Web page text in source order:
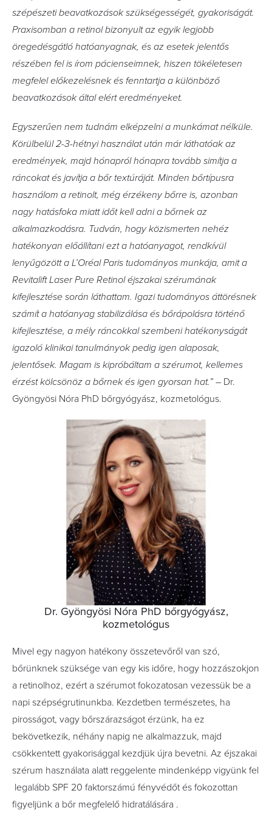
szépészeti beavatkozások szükségességét, gyakoriságát.
Praxisomban a retinol bizonyult az egyik legjobb
öregedésgátló hatóanyagnak, és az esetek jelentős
részében fel is írom pácienseimnek, hiszen tökéletesen
megfelel előkezelésnek és fenntartja a különböző
beavatkozások által elért eredményeket.
Egyszerűen nem tudnám elképzelni a munkámat nélküle.
Körülbelül 2-3-hétnyi használat után már láthatóak az
eredmények, majd hónapról hónapra tovább simítja a
ráncokat és javítja a bőr textúráját. Minden bőrtípusra
használom a retinolt, még érzékeny bőrre is, azonban
nagy hatásfoka miatt időt kell adni a bőrnek az
alkalmazkodásra. Tudván, hogy közismerten nehéz
hatékonyan előállítani ezt a hatóanyagot, rendkívül
lenyűgözött a L’Oréal Paris tudományos munkája, amit a
Revitalift Laser Pure Retinol éjszakai szérumának
kifejlesztése során láthattam. Igazi tudományos áttörésnek
számít a hatóanyag stabilizálása és bőrápolásra történő
kifejlesztése, a mély ráncokkal szembeni hatékonyságát
igazoló klinikai tanulmányok pedig igen alaposak,
jelentősek. Magam is kipróbáltam a szérumot, kellemes
érzést kölcsönöz a bőrnek és igen gyorsan hat.” – Dr.
Gyöngyösi Nóra PhD bőrgyógyász, kozmetológus.
Dr. Gyöngyösi Nóra PhD bőrgyógyász,
kozmetológus
Mivel egy nagyon hatékony összetevőről van szó,
bőrünknek szüksége van egy kis időre, hogy hozzászokjon
a retinolhoz, ezért a szérumot fokozatosan vezessük be a
napi szépségrutinunkba. Kezdetben természetes, ha
pirosságot, vagy bőrszárazságot érzünk, ha ez
bekövetkezik, néhány napig ne alkalmazzuk, majd
csökkentett gyakorisággal kezdjük újra bevetni. Az éjszakai
szérum használata alatt reggelente mindenképp vigyünk fel
legalább SPF 20 faktorszámú fényvédőt és fokozottan
figyeljünk a bőr megfelelő hidratálására .